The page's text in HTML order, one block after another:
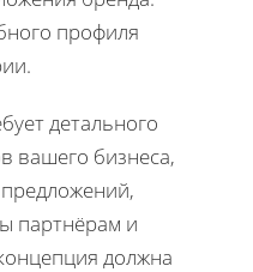
профиля
детального
вашего бизнеса,
партнёрам и
должна